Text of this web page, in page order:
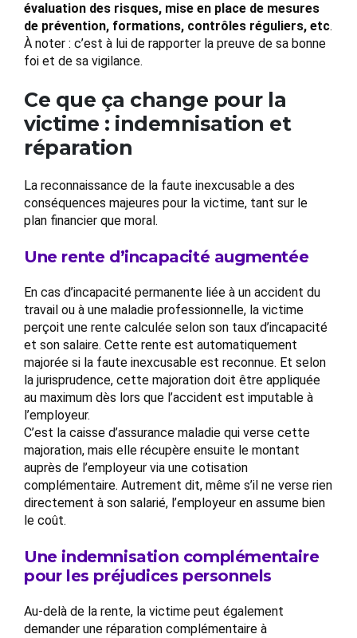
évaluation des risques, mise en place de mesures
de prévention, formations, contrôles réguliers, etc.
À noter : c’est à lui de rapporter la preuve de sa bonne
foi et de sa vigilance.
Ce que ça change pour la
victime : indemnisation et
réparation
La reconnaissance de la faute inexcusable a des
conséquences majeures pour la victime, tant sur le
plan financier que moral.
Une rente d’incapacité augmentée
En cas d’incapacité permanente liée à un accident du
travail ou à une maladie professionnelle, la victime
perçoit une rente calculée selon son taux d’incapacité
et son salaire. Cette rente est automatiquement
majorée si la faute inexcusable est reconnue. Et selon
la jurisprudence, cette majoration doit être appliquée
au maximum dès lors que l’accident est imputable à
l’employeur.
C’est la caisse d’assurance maladie qui verse cette
majoration, mais elle récupère ensuite le montant
auprès de l’employeur via une cotisation
complémentaire. Autrement dit, même s’il ne verse rien
directement à son salarié, l’employeur en assume bien
le coût.
Une indemnisation complémentaire
pour les préjudices personnels
Au-delà de la rente, la victime peut également
demander une réparation complémentaire à